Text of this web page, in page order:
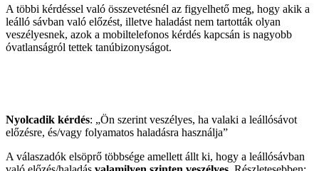
A többi kérdéssel való összevetésnél az figyelhető meg, hogy akik a
leálló sávban való előzést, illetve haladást nem tartották olyan
veszélyesnek, azok a mobiltelefonos kérdés kapcsán is nagyobb
óvatlanságról tettek tanúbizonyságot.
Nyolcadik kérdés: „Ön szerint veszélyes, ha valaki a leállósávot
előzésre, és/vagy folyamatos haladásra használja”
A válaszadók elsöprő többsége amellett állt ki, hogy a leállósávban